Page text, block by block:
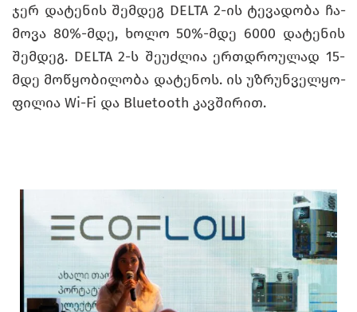
ჯერ და­ტე­ნის შემ­დეგ DELTA 2-ის ტე­ვა­დო­ბა ჩა­
მო­ვა 80%-მდე, ხოლო 50%-მდე 6000 და­ტე­ნის
შემ­დეგ. DELTA 2-ს შე­უძ­ლია ერ­თდრო­უ­ლად 15-
მდე მო­წყო­ბი­ლო­ბა და­ტე­ნოს. ის უზ­რუნ­ველ­ყო­
ფი­ლია Wi-Fi და Bluetooth კავ­ში­რით.